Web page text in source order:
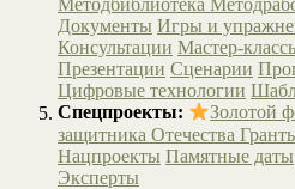
Методбиблиотека
Документы Игры и
Консультации Мастер-
Презентации Сценарии
Цифровые технологии
Спецпроекты:
Золотой
защитника Отечества
Нацпроекты Памятные даты
Эксперты